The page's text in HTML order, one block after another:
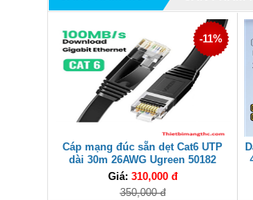
-11%
Cáp mạng đúc sẵn dẹt Cat6 UTP
dài 30m 26AWG Ugreen 50182
(Black) cao cấp
Giá: 310,000 đ
350,000 đ